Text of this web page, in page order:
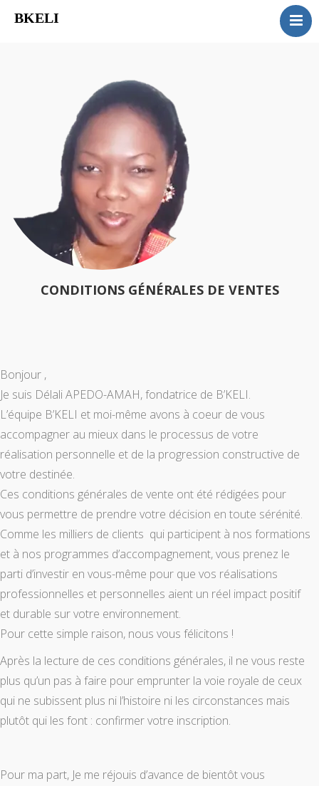
BKELI
REDECOUVRIR MA BEAUTE
SHOWS & EVENEMENTS
QUI SOMMES-NOUS?
CONTACT
CONDITIONS GÉNÉRALES DE VENTES
Bonjour ,
Je suis Délali APEDO-AMAH, fondatrice de B’KELI.
L’équipe B’KELI et moi-même avons à coeur de vous
accompagner au mieux dans le processus de votre
réalisation personnelle et de la progression constructive de
votre destinée.
Ces conditions générales de vente ont été rédigées pour
vous permettre de prendre votre décision en toute sérénité.
Comme les milliers de clients qui participent à nos formations
et à nos programmes d’accompagnement, vous prenez le
parti d’investir en vous-même pour que vos réalisations
professionnelles et personnelles aient un réel impact positif
et durable sur votre environnement.
Pour cette simple raison, nous vous félicitons !
Après la lecture de ces conditions générales, il ne vous reste
plus qu’un pas à faire pour emprunter la voie royale de ceux
qui ne subissent plus ni l’histoire ni les circonstances mais
plutôt qui les font : confirmer votre inscription.
Pour ma part, Je me réjouis d’avance de bientôt vous